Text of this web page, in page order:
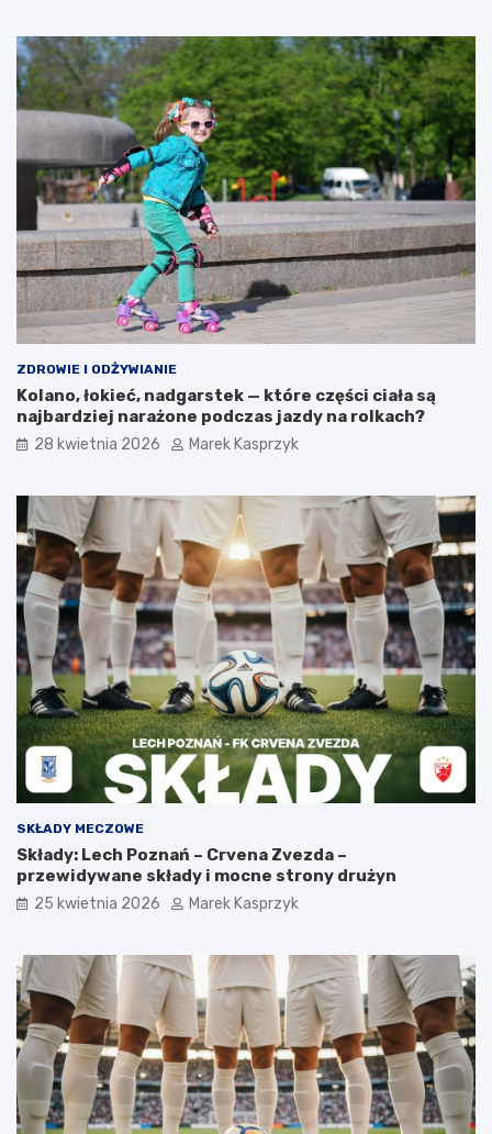
ZDROWIE I ODŻYWIANIE
Kolano, łokieć, nadgarstek — które części ciała są
najbardziej narażone podczas jazdy na rolkach?
28 kwietnia 2026 Marek Kasprzyk
SKŁADY MECZOWE
Składy: Lech Poznań – Crvena Zvezda –
przewidywane składy i mocne strony drużyn
25 kwietnia 2026 Marek Kasprzyk